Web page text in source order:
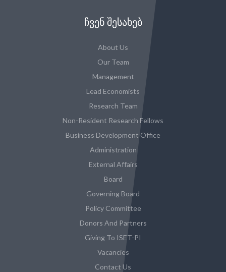
ᲩᲕᲔᲜ ᲨᲔᲡᲐᲮᲔᲑ
About Us
Our Team
Management
Lead Economists
Research Team
Non-Resident Research Fellows
Business Development Office
Administration
External Affairs
Board
Governing Board
Policy Committee
Donors And Partners
Giving To ISET-PI
Vacancies
Contact Us